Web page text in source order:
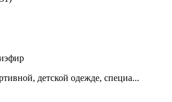
детской одежде, специа...